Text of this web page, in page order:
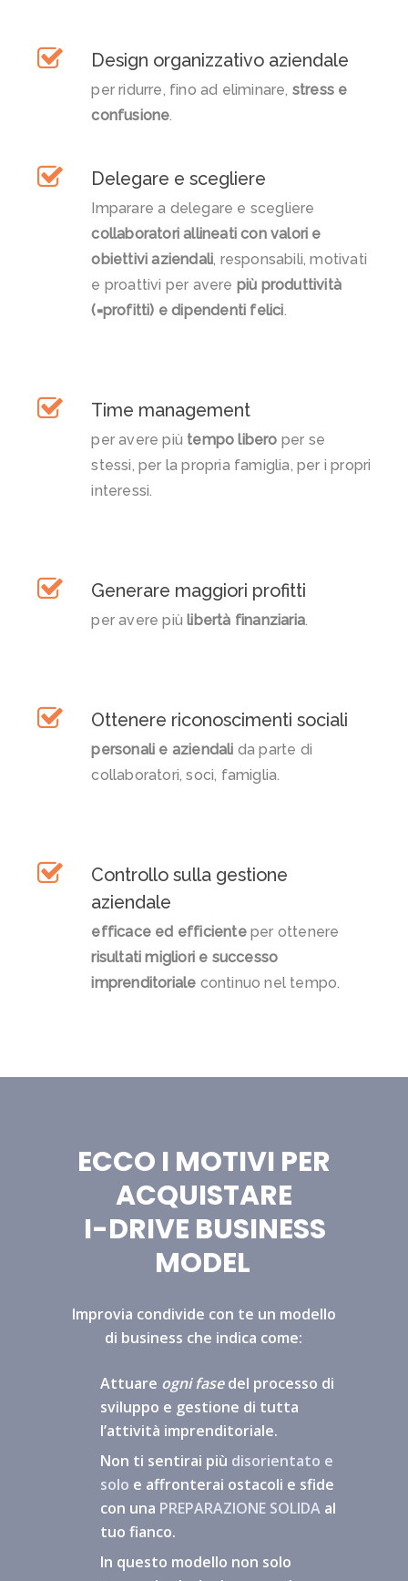
Design organizzativo aziendale
per ridurre, fino ad eliminare, stress e
confusione.
Delegare e scegliere
Imparare a delegare e scegliere
collaboratori allineati con valori e
obiettivi aziendali, responsabili, motivati
e proattivi per avere più produttività
(=profitti) e dipendenti felici.
Time management
per avere più tempo libero per se
stessi, per la propria famiglia, per i propri
interessi.
Generare maggiori profitti
per avere piùlibertà finanziaria.
Ottenere riconoscimenti sociali
personali e aziendali da parte di
collaboratori, soci, famiglia.
Controllo sulla gestione
aziendale
efficace ed efficienteper ottenere
risultati migliori e successo
imprenditoriale continuo nel tempo.
ECCO I MOTIVI PER
ACQUISTARE
I-DRIVE BUSINESS
MODEL
Improvia condivide con te un modello
di business che indica come:
Attuare ogni fasedel processo di
sviluppo e gestione di tutta
l’attività imprenditoriale.
Non ti sentirai più disorientato e
solo e affronterai ostacoli e sfide
con una PREPARAZIONE SOLIDAal
tuo fianco.
In questo modello non solo